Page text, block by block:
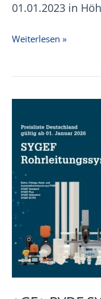
01.01.2023 in
Rosinsky
Preisliste15.02.2022
Weiterlesen »